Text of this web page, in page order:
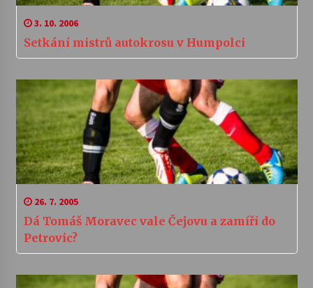
3. 10. 2006
Setkání mistrů autokrosu v Humpolci
26. 7. 2005
Dá Tomáš Moravec vale Čejovu a zamíří do
Petrovic?